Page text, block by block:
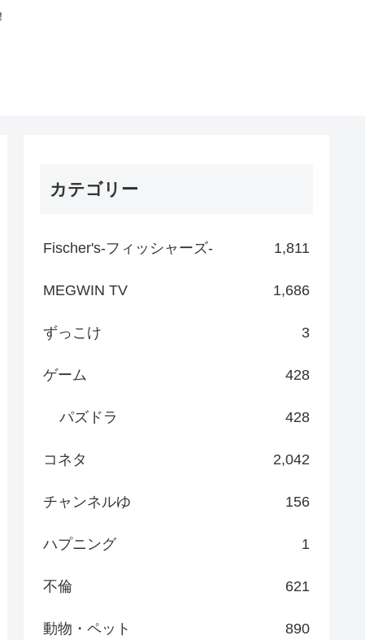
カテゴリー
Fischer's-フィッシャーズ- 1,811
MEGWIN TV 1,686
ずっこけ 3
ゲーム 428
パズドラ 428
コネタ 2,042
チャンネルゆ 156
ハプニング 1
不倫 621
動物・ペット 890